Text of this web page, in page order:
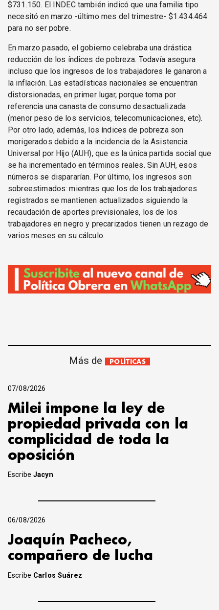
$731.150. El INDEC también indicó que una familia tipo
necesitó en marzo -último mes del trimestre- $1.434.464
para no ser pobre.
En marzo pasado, el gobierno celebraba una drástica
reducción de los índices de pobreza. Todavía asegura
incluso que los ingresos de los trabajadores le ganaron a
la inflación. Las estadísticas nacionales se encuentran
distorsionadas, en primer lugar, porque toma por
referencia una canasta de consumo desactualizada
(menor peso de los servicios, telecomunicaciones, etc).
Por otro lado, además, los índices de pobreza son
morigerados debido a la incidencia de la Asistencia
Universal por Hijo (AUH), que es la única partida social que
se ha incrementado en términos reales. Sin AUH, esos
números se dispararían. Por último, los ingresos son
sobreestimados: mientras que los de los trabajadores
registrados se mantienen actualizados siguiendo la
recaudación de aportes previsionales, los de los
trabajadores en negro y precarizados tienen un rezago de
varios meses en su cálculo.
Más de POLÍTICAS
07/08/2026
Milei impone la ley de
propiedad privada con la
complicidad de toda la
oposición
EscribeJacyn
06/08/2026
Joaquín Pacheco,
compañero de lucha
Escribe Carlos Suárez